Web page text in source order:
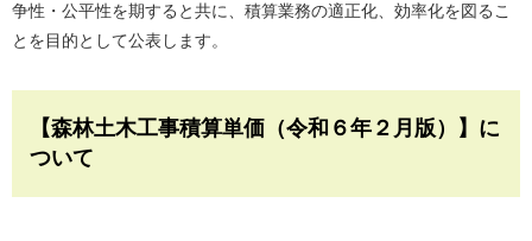
争性・公平性を期すると共に、積算業務の適正化、効率化を図るこ
とを目的として公表します。
【森林土木工事積算単価（令和６年２月版）】に
ついて